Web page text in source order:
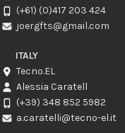
(+61) (0)417 203 424
joergfts@gmail.com
ITALY
Tecno.EL
Alessia Caratell
(+39) 348 852 5982
a.caratelli@tecno-el.it